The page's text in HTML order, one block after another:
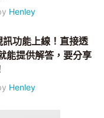
Henley
功能上線！直接透
能提供解答，要分享
Henley